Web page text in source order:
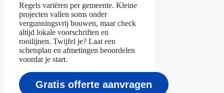
Regels variëren per gemeente. Kleine
projecten vallen soms onder
vergunningsvrij bouwen, maar check
altijd lokale voorschriften en
rooilijnen. Twijfel je? Laat een
schetsplan en afmetingen beoordelen
voordat je start.
Gratis offerte aanvragen